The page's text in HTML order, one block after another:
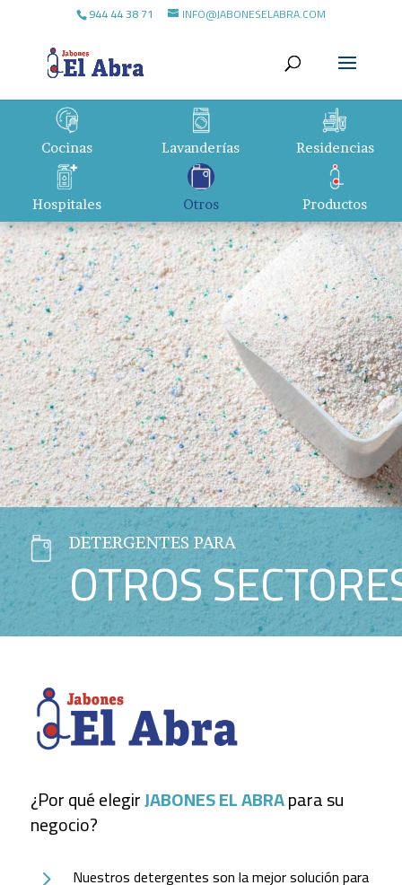
944 44 38 71 INFO@JABONESELABRA.COM
DETERGENTES PARA
OTROS
Cocinas
Hospitales
Lavanderías
Otros
Residencias
Productos
¿Por qué elegirJABONES EL ABRApara su
negocio?
5
Nuestros detergentes son la mejor solución para